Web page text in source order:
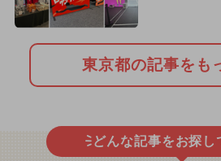
東京都の記事をも
どんな記事をお探し